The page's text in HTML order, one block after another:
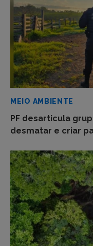
MEIO AMBIENTE
PF desarticula
desmatar e criar